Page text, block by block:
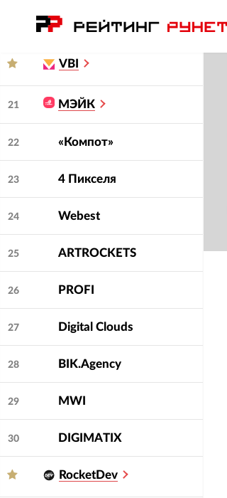
Comly
VBI
21 МЭЙК
22 «Компот»
23 4 Пикселя
24 Webest
25 ARTROCKETS
26 PROFI
27 Digital Clouds
28 BIK.Agency
29 MWI
30 DIGIMATIX
RocketDev